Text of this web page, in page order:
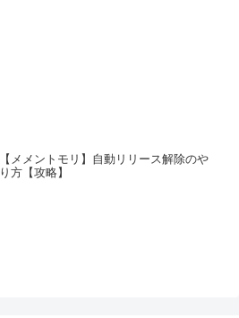
【メメントモリ】自動リリース解除のや
り方【攻略】